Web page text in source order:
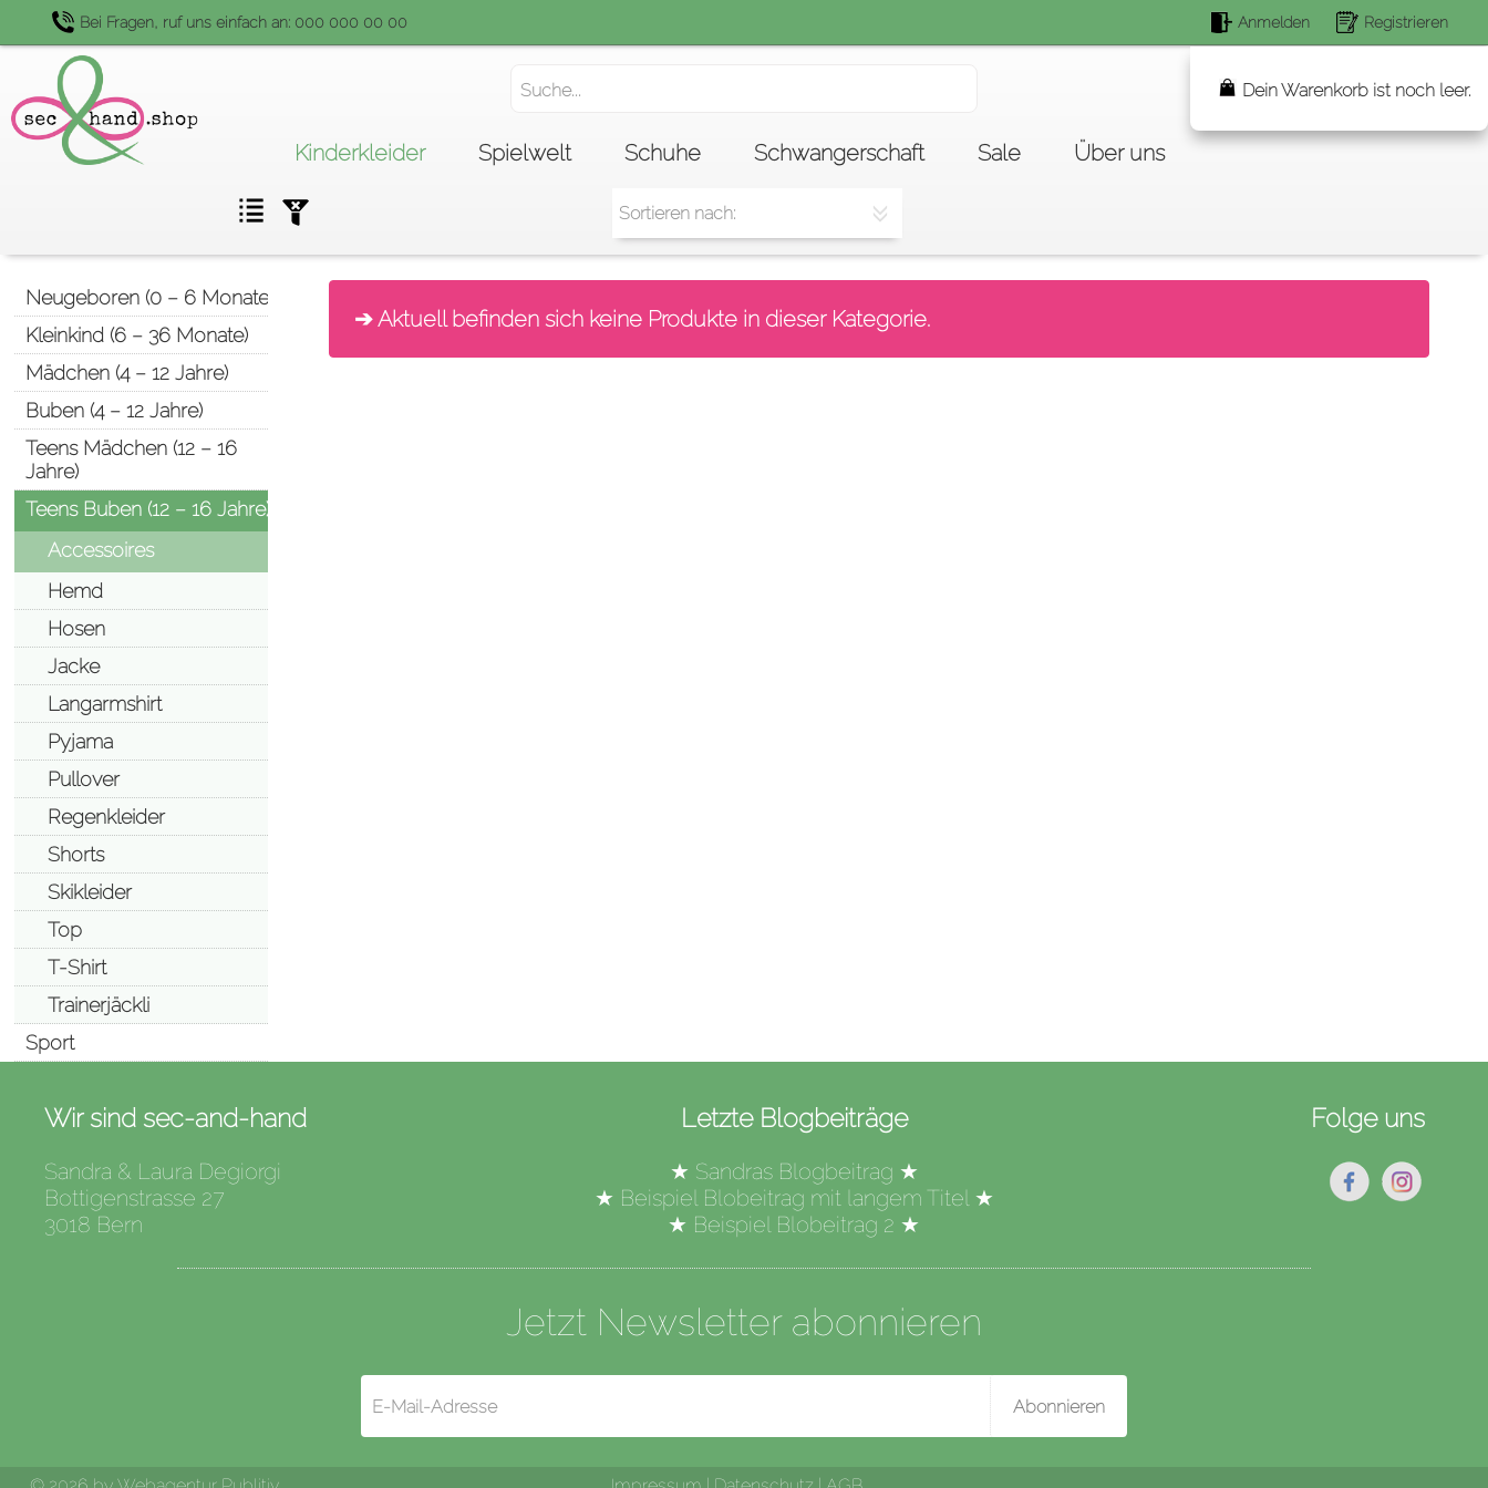
Bei Fragen, ruf uns einfach an: 000 000 00 00 Anmelden Registrieren
Dein Warenkorb ist noch leer.
Navigation
überspringen
Kinderkleider Spielwelt Schuhe Schwangerschaft Sale Über uns
Navigation
überspringen
Neugeboren (0 – 6 Monate)
Kleinkind (6 – 36 Monate)
Mädchen (4 – 12 Jahre)
Buben (4 – 12 Jahre)
Teens Mädchen (12 – 16
Jahre)
Teens Buben (12 – 16 Jahre)
Accessoires
Hemd
Hosen
Jacke
Langarmshirt
Pyjama
Pullover
Regenkleider
Shorts
Skikleider
Top
T-Shirt
Trainerjäckli
Sport
➔ Aktuell befinden sich keine Produkte in dieser Kategorie.
Wir sind sec-and-hand
Sandra & Laura Degiorgi
Bottigenstrasse 27
3018 Bern
Letzte Blogbeiträge
★ Sandras Blogbeitrag ★
★ Beispiel Blobeitrag mit langem Titel★
★ Beispiel Blobeitrag 2 ★
Folge uns
Jetzt Newsletter abonnieren
Abonnieren